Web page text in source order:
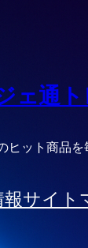
ェ通
ヒット商品
サイト